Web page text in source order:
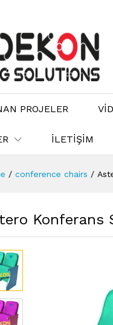
PROJELER
İLETİŞİM
/ conference chairs /
Konferans